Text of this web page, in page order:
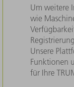
Um weitere
wie
Unsere
Funktionen
für Ihre